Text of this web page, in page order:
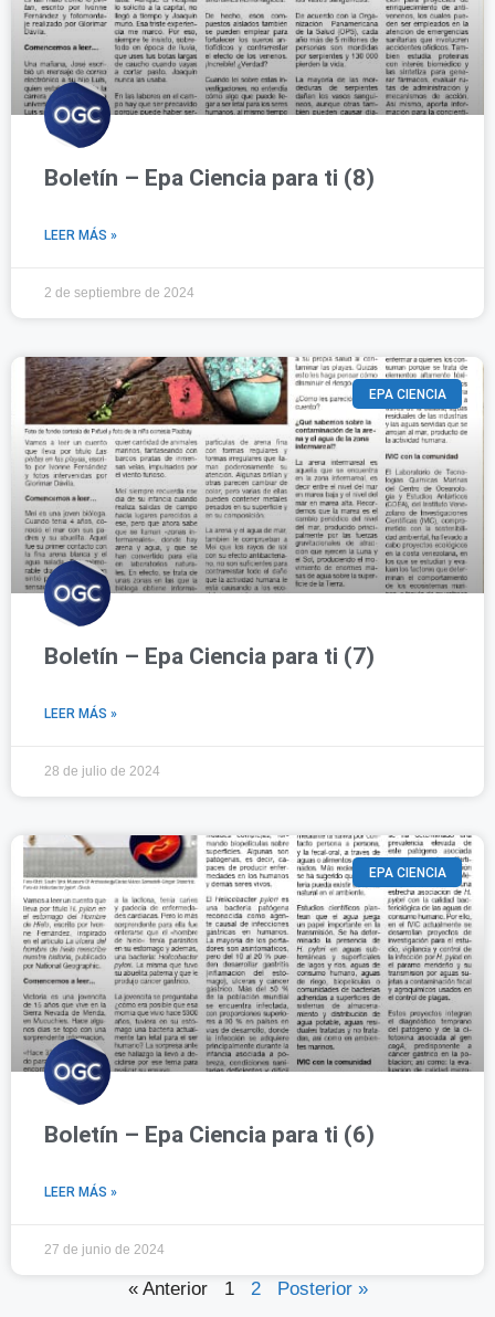
Boletín – Epa Ciencia para ti (8)
LEER MÁS »
2 de septiembre de 2024
EPA CIENCIA
Boletín – Epa Ciencia para ti (7)
LEER MÁS »
28 de julio de 2024
EPA CIENCIA
Boletín – Epa Ciencia para ti (6)
LEER MÁS »
27 de junio de 2024
« Anterior 1 2 Posterior »